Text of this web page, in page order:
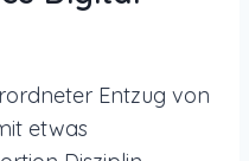
Entzug von
etwas